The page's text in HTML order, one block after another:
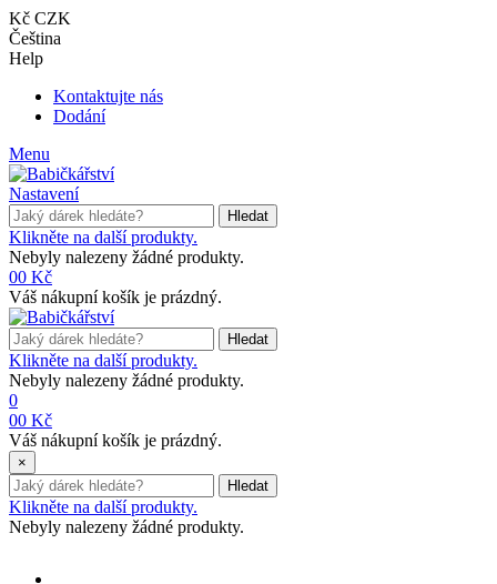
Kč CZK
Čeština
Help
Kontaktujte nás
Dodání
Menu
Nastavení
Hledat
Klikněte na další produkty.
Nebyly nalezeny žádné produkty.
00 Kč
Váš nákupní košík je prázdný.
Hledat
Klikněte na další produkty.
Nebyly nalezeny žádné produkty.
0
00 Kč
Váš nákupní košík je prázdný.
×
Hledat
Klikněte na další produkty.
Nebyly nalezeny žádné produkty.